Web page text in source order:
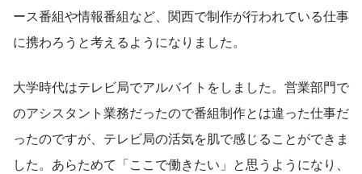
ース番組や情報番組など、関西で制作が行われている仕事
に携わろうと考えるようになりました。
大学時代はテレビ局でアルバイトをしました。営業部門で
のアシスタント業務だったので番組制作とは違った仕事だ
ったのですが、テレビ局の活気を肌で感じることができま
した。あらためて「ここで働きたい」と思うようになり、